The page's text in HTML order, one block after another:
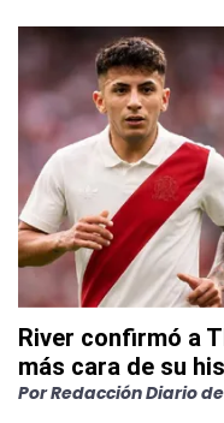
River confirmó a
más cara de su
PorRedacción Diario